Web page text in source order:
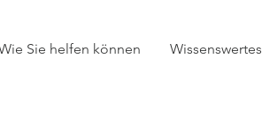
Sie helfen können Wissenswertes